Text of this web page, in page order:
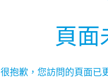
頁面
很抱歉，您訪問的頁面已